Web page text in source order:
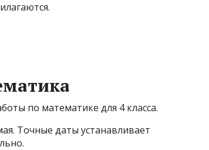
по математике для 4 класса.
Точные даты устанавливает